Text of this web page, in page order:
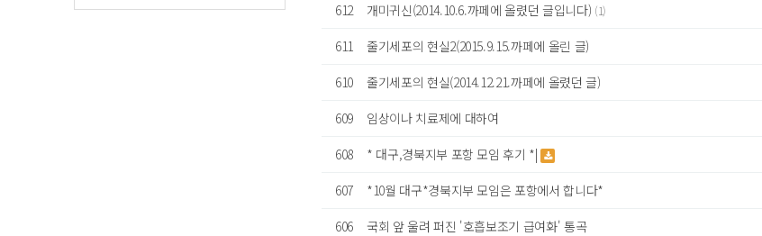
612
개미귀신(2014.10.6.까페에 올렸던 글입니다) (1)
611
줄기세포의 현실2(2015.9.15.까페에 올린 글)
610
줄기세포의 현실(2014.12.21.까페에 올렸던 글)
609
임상이나 치료제에 대하여
608
* 대구,경북지부 포항 모임 후기 *|
607
*10월 대구*경북지부 모임은 포항에서 합니다*
606
국회 앞 울려 퍼진 '호흡보조기 급여화' 통곡